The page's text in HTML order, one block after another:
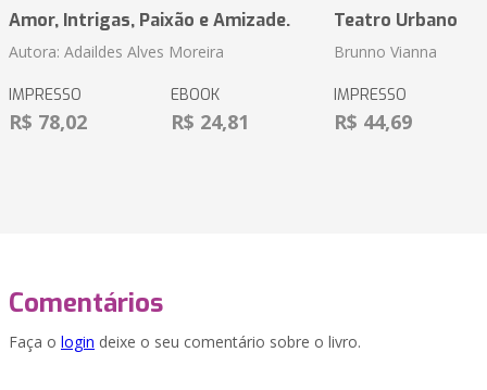
Amor, Intrigas, Paixão e Amizade.
Autora: Adaildes Alves Moreira
IMPRESSO
R$ 78,02
EBOOK
R$ 24,81
Teatro Urbano
Brunno Vianna
IMPRESSO
R$ 44,69
Comentários
Faça o login deixe o seu comentário sobre o livro.